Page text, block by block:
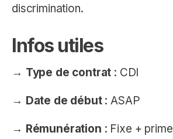
discrimination.
Infos utiles
→ Type de contrat : CDI
→ Date de début: ASAP
→ Rémunération : Fixe + prime